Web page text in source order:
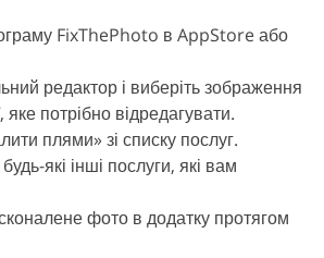
FixThePhoto в AppStore або
редактор і виберіть зображення
яке потрібно відредагувати.
плями» зі списку послуг.
які інші послуги, які вам
фото в додатку протягом